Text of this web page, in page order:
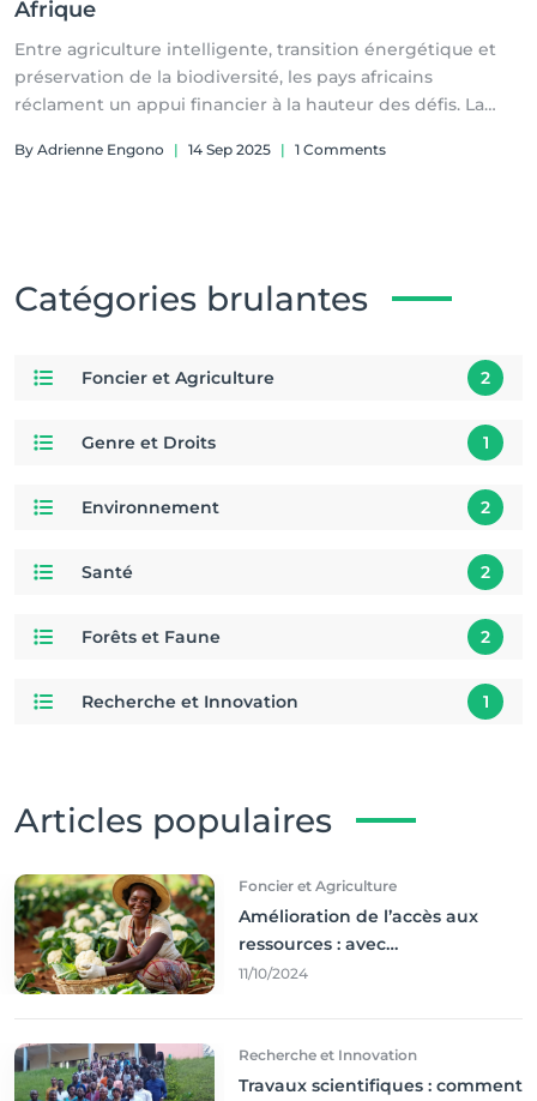
Afrique
Entre agriculture intelligente, transition énergétique et
préservation de la biodiversité, les pays africains
réclament un appui financier à la hauteur des défis. La
la mobilisation en faveur d’un développement résilient.
By Adrienne Engono | 14 Sep 2025 | 1 Comments
Catégories brulantes
Foncier et Agriculture 2
Genre et Droits 1
Environnement 2
Santé 2
Forêts et Faune 2
Recherche et Innovation 1
Articles populaires
Foncier et Agriculture
Amélioration de l’accès aux
ressources : avec
l'incontournable ’agriculture
11/10/2024
Recherche et Innovation
Travaux scientifiques : comment